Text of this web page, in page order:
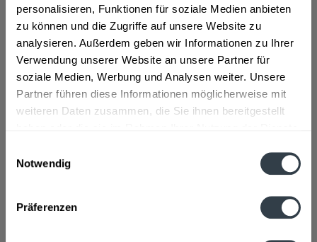
personalisieren, Funktionen für soziale Medien anbieten
zu können und die Zugriffe auf unsere Website zu
analysieren. Außerdem geben wir Informationen zu Ihrer
Verwendung unserer Website an unsere Partner für
soziale Medien, Werbung und Analysen weiter. Unsere
Partner führen diese Informationen möglicherweise mit
weiteren Daten zusammen, die Sie ihnen bereitgestellt
Notwendig
Präferenzen
Vorrätig
MEHRWEG
+0,15 € Pfand
In denWarenkorb
Beschreibung